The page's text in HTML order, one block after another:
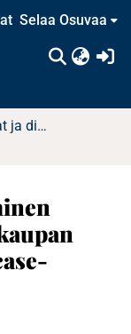
Selaa Osuvaa
Pro gradu -tutkielmat ja diplomityöt (rajattu saatavuus)